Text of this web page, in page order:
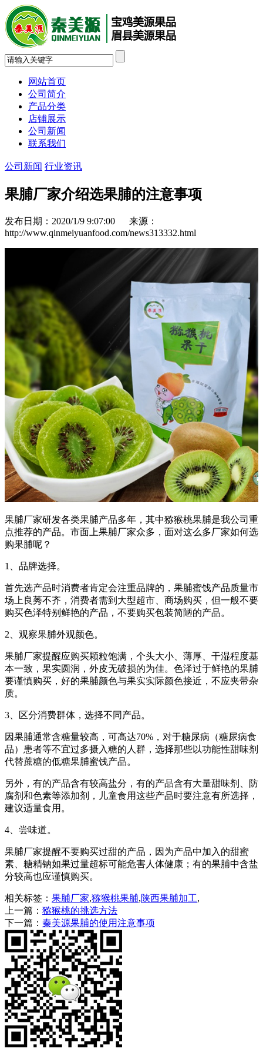
网站首页
公司简介
产品分类
店铺展示
公司新闻
联系我们
公司新闻 行业资讯
果脯厂家介绍选果脯的注意事项
发布日期：2020/1/9 9:07:00 来源：
http://www.qinmeiyuanfood.com/news313332.html
果脯厂家研发各类果脯产品多年，其中猕猴桃果脯是我公司重
点推荐的产品。市面上果脯厂家众多，面对这么多厂家如何选
购果脯呢？
1、品牌选择。
首先选产品时消费者肯定会注重品牌的，果脯蜜饯产品质量市
场上良莠不齐，消费者需到大型超市、商场购买，但一般不要
购买色泽特别鲜艳的产品，不要购买包装简陋的产品。
2、观察果脯外观颜色。
果脯厂家提醒应购买颗粒饱满，个头大小、薄厚、干湿程度基
本一致，果实圆润，外皮无破损的为佳。色泽过于鲜艳的果脯
要谨慎购买，好的果脯颜色与果实实际颜色接近，不应夹带杂
质。
3、区分消费群体，选择不同产品。
因果脯通常含糖量较高，可高达70%，对于糖尿病（糖尿病食
品）患者等不宜过多摄入糖的人群，选择那些以功能性甜味剂
代替蔗糖的低糖果脯蜜饯产品。
另外，有的产品含有较高盐分，有的产品含有大量甜味剂、防
腐剂和色素等添加剂，儿童食用这些产品时要注意有所选择，
建议适量食用。
4、尝味道。
果脯厂家提醒不要购买过甜的产品，因为产品中加入的甜蜜
素、糖精钠如果过量超标可能危害人体健康；有的果脯中含盐
分较高也应谨慎购买。
相关标签： 果脯厂家,猕猴桃果脯,陕西果脯加工,
上一篇： 猕猴桃的挑选方法
下一篇： 秦美源果脯的使用注意事项